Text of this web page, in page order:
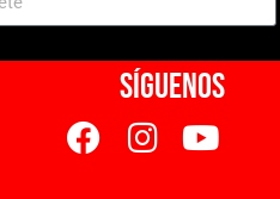
SÍGUENOS